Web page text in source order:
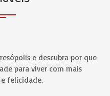
e descubra por que
para viver com mais
felicidade.